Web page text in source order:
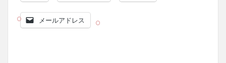
メールアドレス